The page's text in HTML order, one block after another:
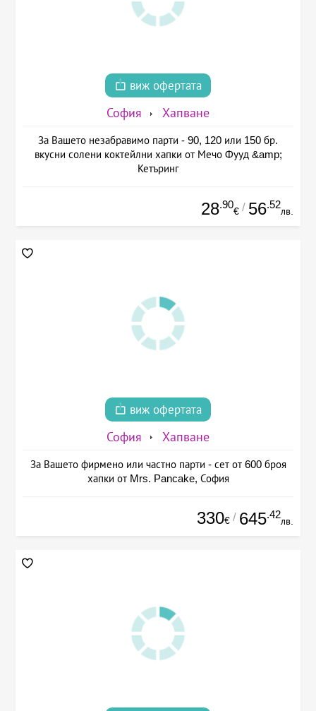
виж офертата
София Хапване
За Вашето незабравимо парти - 90, 120 или 150 бр.
вкусни солени коктейлни хапки от Мечо Фууд &amp;
Кетъринг
28.90
€ / 56.52
лв.
виж офертата
София Хапване
За Вашето фирмено или частно парти - сет от 600 броя
хапки от Mrs. Pancake, София
330€ / 645.42
лв.